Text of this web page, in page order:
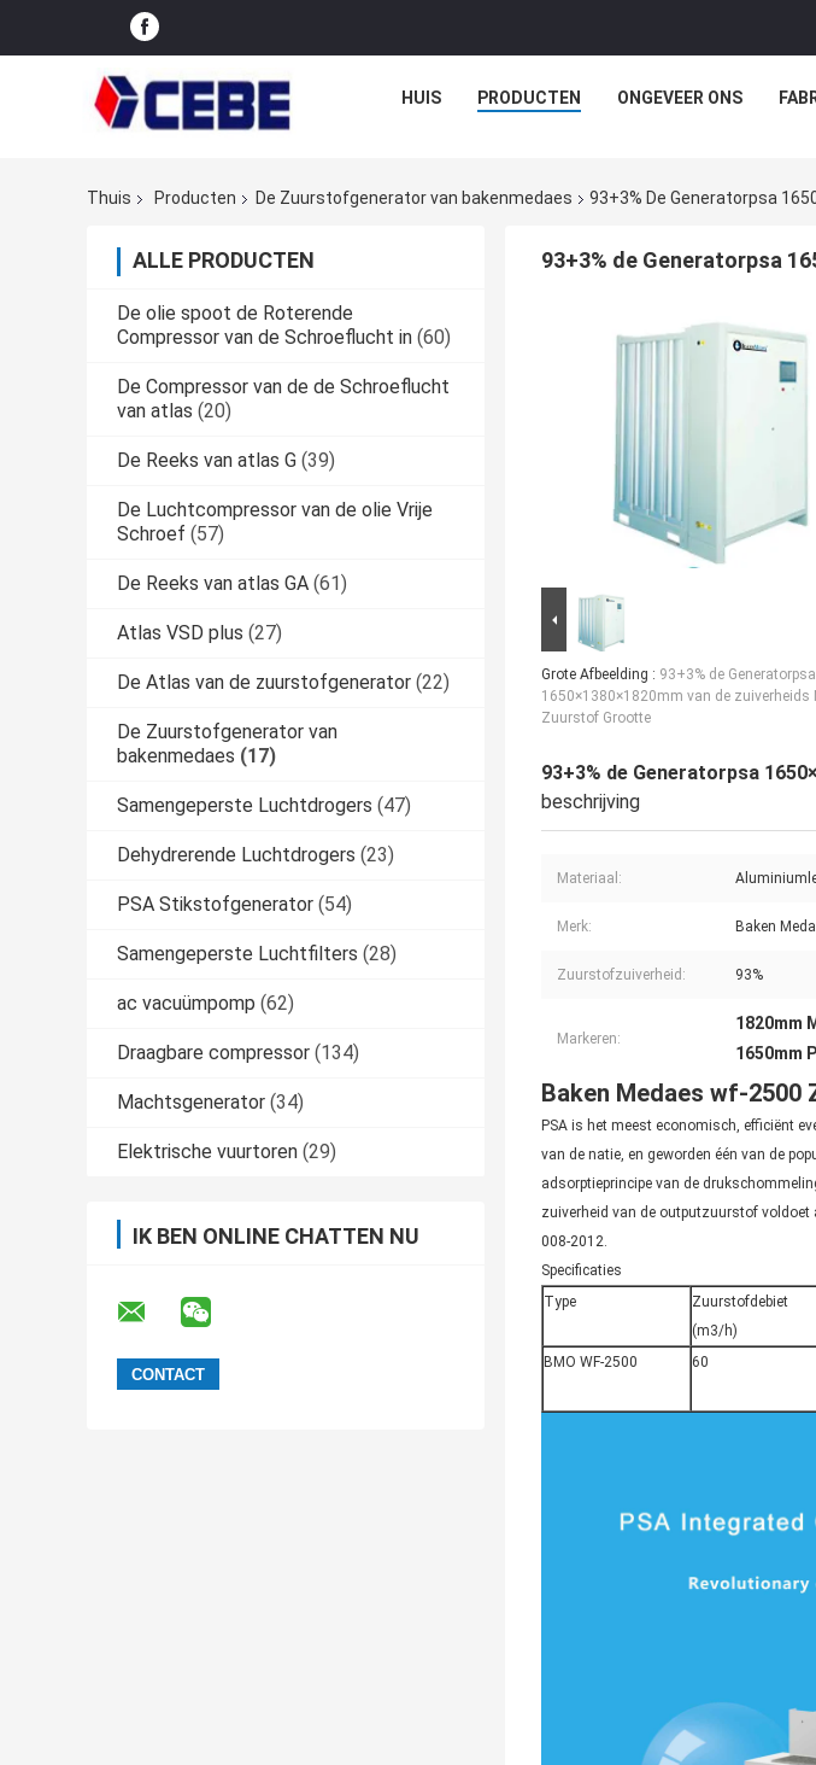
HUIS PRODUCTEN ONGEVEER ONS
Thuis Producten De Zuurstofgenerator van bakenmedaes 93+3% De Generatorpsa
ALLE PRODUCTEN
De olie spoot de Roterende
Compressor van de Schroeflucht in (60)
De Compressor van de de Schroeflucht
van atlas (20)
De Reeks van atlas G (39)
De Luchtcompressor van de olie Vrije
Schroef (57)
De Reeks van atlas GA (61)
Atlas VSD plus (27)
De Atlas van de zuurstofgenerator (22)
De Zuurstofgenerator van
bakenmedaes (17)
Samengeperste Luchtdrogers (47)
Dehydrerende Luchtdrogers (23)
PSA Stikstofgenerator (54)
Samengeperste Luchtfilters (28)
ac vacuümpomp (62)
Draagbare compressor (134)
Machtsgenerator (34)
Elektrische vuurtoren (29)
IK BEN ONLINE CHATTEN NU
93+3% de Generatorpsa
Grote Afbeelding : 93+3% de Generatorpsa
1650×1380×1820mm van de zuiverheids
Zuurstof Grootte
93+3% de Generatorpsa
beschrijving
Materiaal:
Merk: Baken
Zuurstofzuiverheid: 93%
Markeren:
1820mm
1650mm
Baken Medaes wf-
PSA is het meest economisch, efficiënt
van de natie, en geworden één van de
adsorptieprincipe van de
zuiverheid van de outputzuurstof voldoet
008-2012.
Specificaties
Type
Zuurstofdebiet
(m3/h)
BMO WF-2500
60